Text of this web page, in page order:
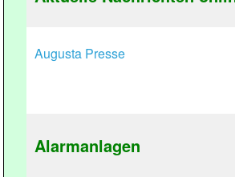
Augusta Presse
Alarmanlagen